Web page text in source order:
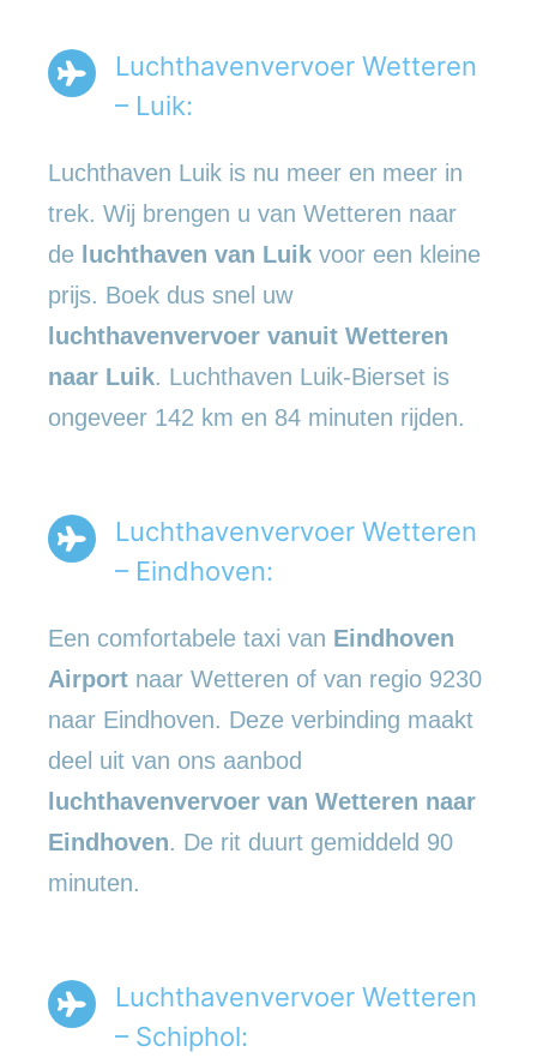
Luchthavenvervoer Wetteren
– Luik:
Luchthaven Luik is nu meer en meer in
trek. Wij brengen u van Wetteren naar
de luchthaven van Luik voor een kleine
prijs. Boek dus snel uw
luchthavenvervoer vanuit Wetteren
naar Luik. Luchthaven Luik-Bierset is
ongeveer 142 km en 84 minuten rijden.
Luchthavenvervoer Wetteren
– Eindhoven:
Een comfortabele taxi van Eindhoven
Airport naar Wetteren of van regio 9230
naar Eindhoven. Deze verbinding maakt
deel uit van ons aanbod
luchthavenvervoer van Wetteren naar
Eindhoven. De rit duurt gemiddeld 90
minuten.
Luchthavenvervoer Wetteren
– Schiphol: